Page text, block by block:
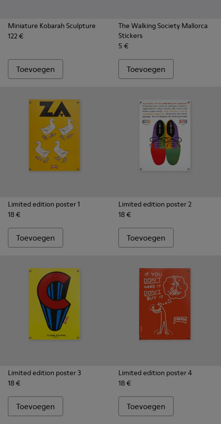
Miniature Kobarah Sculpture
122 €
Toevoegen
The Walking Society Mallorca
Stickers
5 €
Toevoegen
Limited edition poster 1
18 €
Toevoegen
Limited edition poster 2
18 €
Toevoegen
Limited edition poster 3
18 €
Toevoegen
Limited edition poster 4
18 €
Toevoegen